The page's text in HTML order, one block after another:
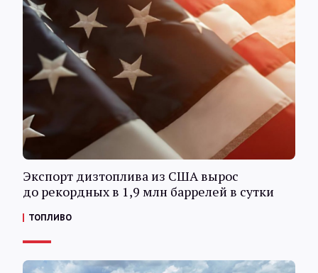
Экспорт дизтоплива из США вырос
до рекордных в 1,9 млн баррелей в сутки
ТОПЛИВО